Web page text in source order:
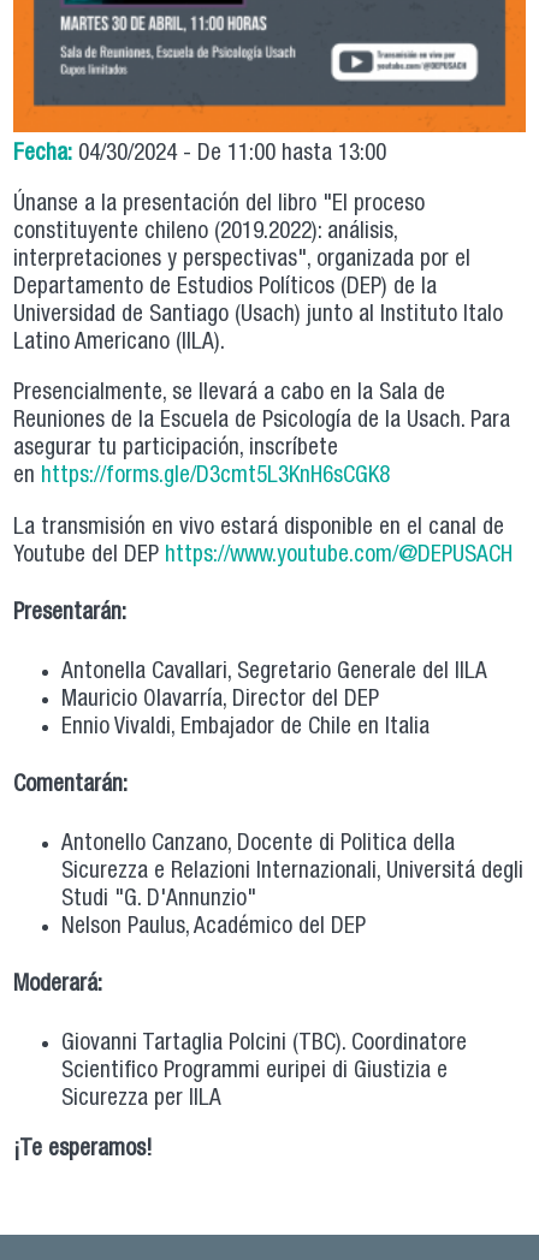
Fecha: 04/30/2024 - De 11:00 hasta 13:00
Únanse a la presentación del libro "El proceso
constituyente chileno (2019.2022): análisis,
interpretaciones y perspectivas", organizada por el
Departamento de Estudios Políticos (DEP) de la
Universidad de Santiago (Usach) junto al Instituto Italo
Latino Americano (IILA).
Presencialmente, se llevará a cabo en la Sala de
Reuniones de la Escuela de Psicología de la Usach. Para
asegurar tu participación, inscríbete
en https://forms.gle/D3cmt5L3KnH6sCGK8
La transmisión en vivo estará disponible en el canal de
Youtube del DEP https://www.youtube.com/@DEPUSACH
Presentarán:
Antonella Cavallari, Segretario Generale del IILA
Mauricio Olavarría, Director del DEP
Ennio Vivaldi, Embajador de Chile en Italia
Comentarán:
Antonello Canzano, Docente di Politica della
Sicurezza e Relazioni Internazionali, Universitá degli
Studi "G. D'Annunzio"
Nelson Paulus, Académico del DEP
Moderará:
Giovanni Tartaglia Polcini (TBC). Coordinatore
Scientifico Programmi euripei di Giustizia e
Sicurezza per IILA
¡Te esperamos!